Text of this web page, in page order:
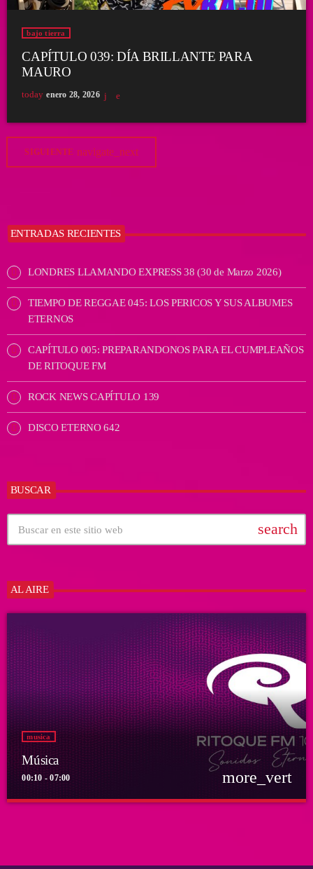
bajo tierra
CAPÍTULO 039: DÍA BRILLANTE PARA
MAURO
today enero 28, 2026
SIGUIENTE navigate_next
ENTRADAS RECIENTES
LONDRES LLAMANDO EXPRESS 38 (30 de Marzo 2026)
TIEMPO DE REGGAE 045: LOS PERICOS Y SUS ALBUMES
ETERNOS
CAPÍTULO 005: PREPARANDONOS PARA EL CUMPLEAÑOS
DE RITOQUE FM
ROCK NEWS CAPÍTULO 139
DISCO ETERNO 642
BUSCAR
search
AL AIRE
musica
Música
00:10 - 07:00 more_vert
Música